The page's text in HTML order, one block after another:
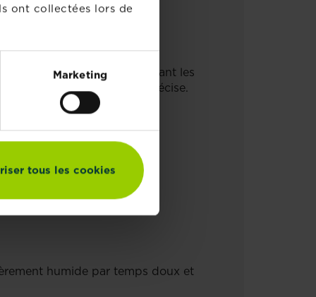
ont collectées lors de
Marketing
tous les cookies
MOUSSE ?
fois sur le gazon en croisant les
possible, mais moins précise.
Inc.
humide par temps doux et